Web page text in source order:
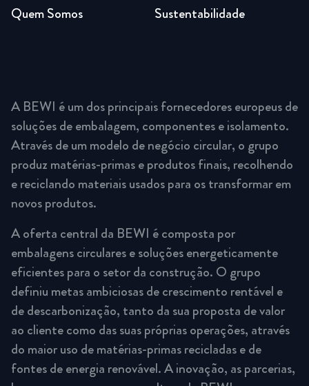
Sustentabilidade
Quem Somos
A BEWI é um dos principais fornecedores europeus de
soluções de embalagem, componentes e isolamento.
Através de um modelo de negócio circular, o grupo
produz matérias-primas e produtos finais, recolhendo
e reciclando materiais usados para os transformar em
novos produtos.
A oferta central da BEWI é composta por
embalagens circulares e soluções energeticamente
eficientes para o setor da construção. O grupo
definiu metas ambiciosas de crescimento rentável e
de descarbonização, tanto da sua proposta de valor
ao cliente como das suas próprias operações, através
do maior uso de matérias-primas recicladas e de
fontes de energia renovável. A inovação, as parcerias,